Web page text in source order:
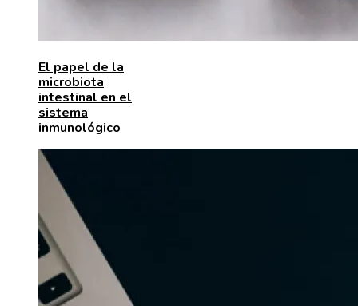
El papel de la
microbiota
intestinal en el
sistema
inmunológico